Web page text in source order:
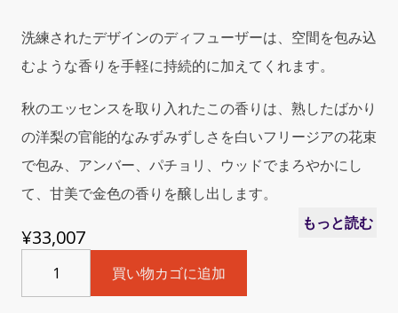
洗練されたデザインのディフューザーは、空間を包み込
むような香りを手軽に持続的に加えてくれます。
秋のエッセンスを取り入れたこの香りは、熟したばかり
の洋梨の官能的なみずみずしさを白いフリージアの花束
で包み、アンバー、パチョリ、ウッドでまろやかにし
て、甘美で金色の香りを醸し出します。
もっと読む
¥33,007
Malone
English
買い物カゴに追加